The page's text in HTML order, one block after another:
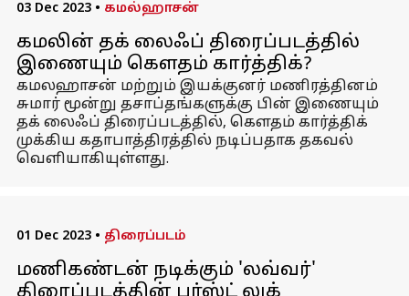
03 Dec 2023 • கமல்ஹாசன்
கமலின் தக் லைஃப் திரைப்படத்தில்
இணையும் கௌதம் கார்த்திக்?
கமலஹாசன் மற்றும் இயக்குனர் மணிரத்தினம்
சுமார் மூன்று தசாப்தங்களுக்கு பின் இணையும்
தக் லைஃப் திரைப்படத்தில், கௌதம் கார்த்திக்
முக்கிய கதாபாத்திரத்தில் நடிப்பதாக தகவல்
வெளியாகியுள்ளது.
01 Dec 2023 • திரைப்படம்
மணிகண்டன் நடிக்கும் 'லவ்வர்'